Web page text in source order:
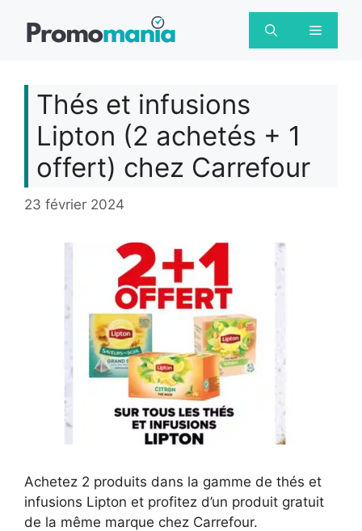
Menu
Thés et infusions
Lipton (2 achetés + 1
offert) chez Carrefour
23 février 2024
Achetez 2 produits dans la gamme de thés et
infusions Lipton et profitez d’un produit gratuit
de la même marque chez Carrefour.